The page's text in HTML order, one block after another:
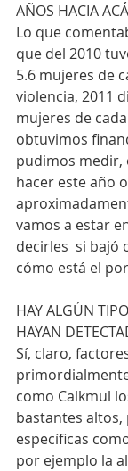
AÑOS HACIA
Lo que
que del 2010
5.6 mujeres de
violencia, 2011
mujeres de
obtuvimos
pudimos medir,
hacer este año
vamos a estar
decirles  si bajó
cómo está el
HAY ALGÚN
HAYAN
Sí, claro,
como Calkmul
bastantes
específicas
por ejemplo la